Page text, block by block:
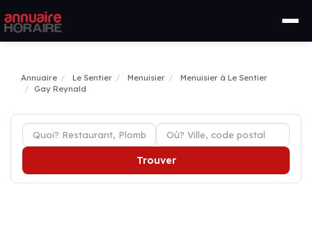
Annuaire Le Sentier Menuisier
Menuisier à Le Sentier
Gay Reynald
Trouver